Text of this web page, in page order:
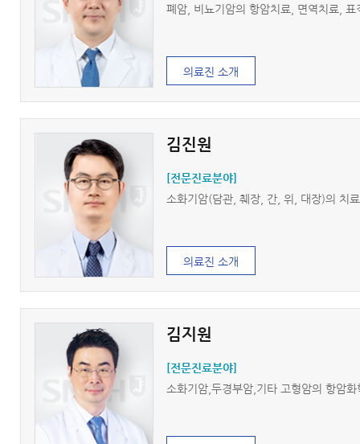
폐암, 비뇨기암의 항암치료, 면역치료, 표
의료진 소개
김진원
[전문진료분야]
소화기암(담관, 췌장, 간, 위, 대장)의 치
의료진 소개
김지원
[전문진료분야]
소화기암,두경부암,기타 고형암의 항암화